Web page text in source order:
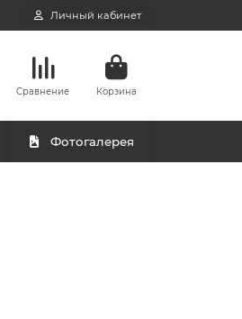
Личный кабинет
Сравнение Корзина
Фотогалерея